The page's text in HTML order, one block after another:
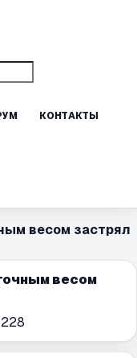
КОНТАКТЫ
весом застрял
весом
228